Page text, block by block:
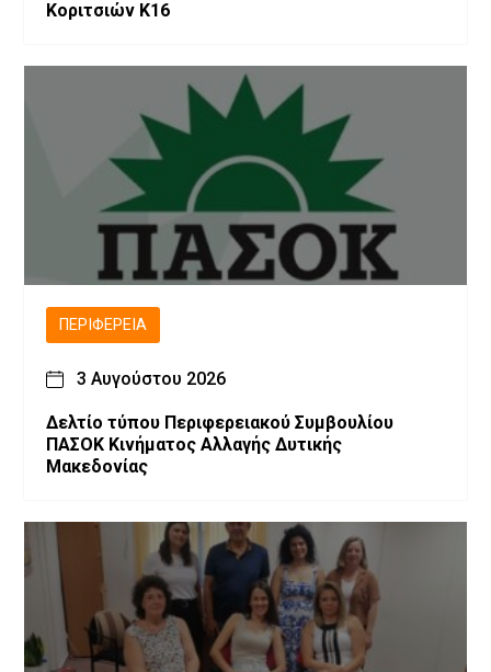
Κοριτσιών Κ16
ΠΕΡΙΦΈΡΕΙΑ
3 Αυγούστου 2026
Δελτίο τύπου Περιφερειακού Συμβουλίου
ΠΑΣΟΚ Κινήματος Αλλαγής Δυτικής
Μακεδονίας